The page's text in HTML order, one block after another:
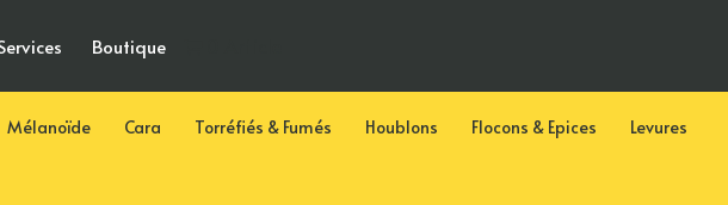
Boutique
Mélanoïde Cara Torréfiés & Fumés Houblons Flocons & Epices Levures